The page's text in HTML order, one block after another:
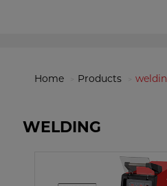
Home Products
WELDING